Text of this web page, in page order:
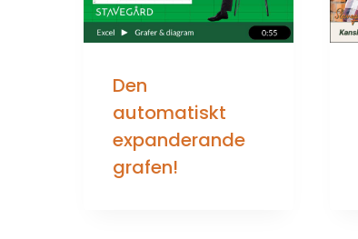
Den
automatiskt
expanderande
grafen!